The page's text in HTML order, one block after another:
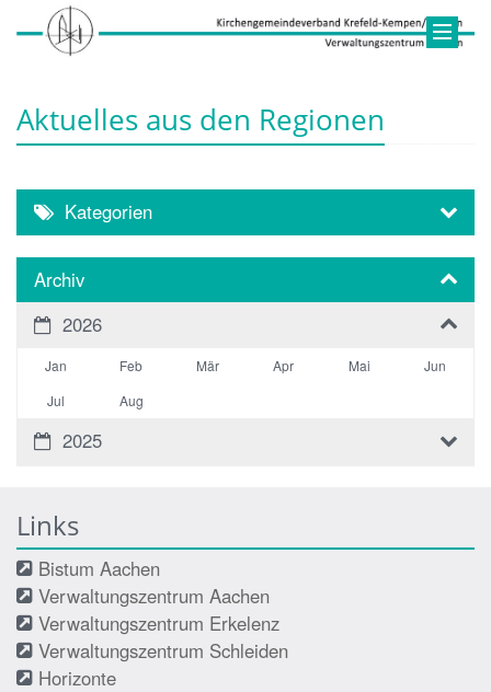
Aktuelles aus den Regionen
Kategorien
Archiv
2026
Jan Feb Mär Apr Mai
Jun
Jul
Aug
2025
Links
Bistum Aachen
Verwaltungszentrum Aachen
Verwaltungszentrum Erkelenz
Verwaltungszentrum Schleiden
Horizonte